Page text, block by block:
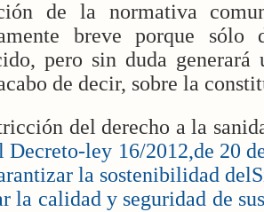
de la normativa
breve porque sólo
pero sin duda
de decir, sobre la
del derecho a la
Decreto-ley 16/2012,de 20
la sostenibilidad
la calidad y seguridad de